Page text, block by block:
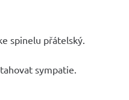
spinelu přátelský.
sympatie.